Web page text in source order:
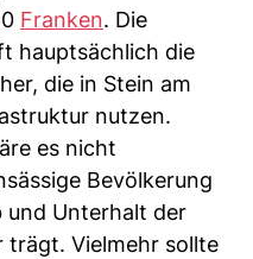
Franken. Die
hauptsächlich die
die in Stein am
nutzen.
es nicht
Bevölkerung
und Unterhalt der
Vielmehr sollte